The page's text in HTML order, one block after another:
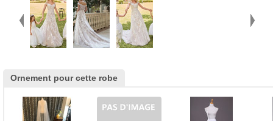
Ornement pour cette robe